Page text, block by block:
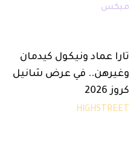
ميكس
تارا عماد ونيكول كيدمان
وغيرهن.. في عرض شانيل
كروز 2026
HIGHSTREET